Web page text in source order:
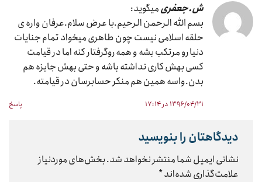
ش.جعفریمیگوید:
بسم الله الرحمن الرحیم.با عرض سلام.عرفان واره ی
حلقه اسلامی نیست چون طاهری میخواد تمام جنایات
دنیا رو مرتکب بشه و همه روگرفتار کنه اما در قیامت
کسی بهش کاری نداشته باشه و حتی بهش جایزه هم
بدن.واسه همین هم منکر حسابرسان در قیامته.
۱۳۹۶/۰۴/۳۱ در ۱۷:۱۴ پاسخ
دیدگاهتان را بنویسید
نشانی ایمیل شما منتشر نخواهد شد.بخش‌های موردنیاز
علامت‌گذاری شده‌اند*